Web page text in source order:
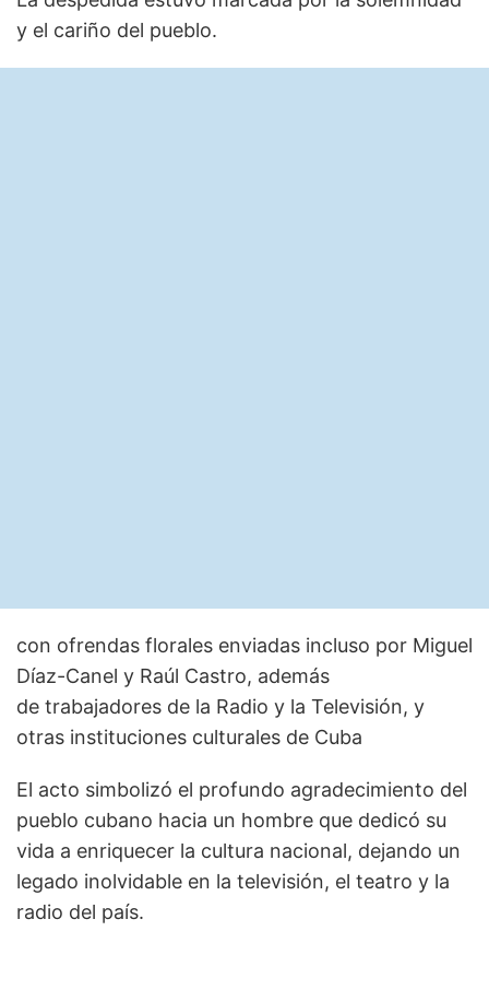
y el cariño del pueblo.
con ofrendas florales enviadas incluso por Miguel
Díaz-Canel y Raúl Castro, además
de trabajadores de la Radio y la Televisión, y
otras instituciones culturales de Cuba
El acto simbolizó el profundo agradecimiento del
pueblo cubano hacia un hombre que dedicó su
vida a enriquecer la cultura nacional, dejando un
legado inolvidable en la televisión, el teatro y la
radio del país.